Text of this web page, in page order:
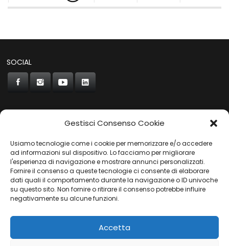
Gestisci Consenso Cookie
Usiamo tecnologie come i cookie per memorizzare e/o accedere
ad informazioni sul dispositivo. Lo facciamo per migliorare
l'esperienza di navigazione e mostrare annunci personalizzati.
Fornire il consenso a queste tecnologie ci consente di elaborare
dati quali il comportamento durante la navigazione o ID univoche
su questo sito. Non fornire o ritirare il consenso potrebbe influire
negativamente su alcune funzioni.
Accetta
SOCIAL
CONCORDE
AUTOCHIAVARI
Gruppo Carfin SPA |P.IVA: 03859710109 |Sede Legale:
Via L. Perini 50 - 16152 Genova | © 2025
PRIVACY POLICY|COOKIES POLICY